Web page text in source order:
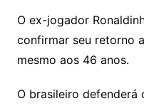
O ex-jogador
confirmar seu retorno
mesmo aos 46 anos.
O brasileiro defenderá